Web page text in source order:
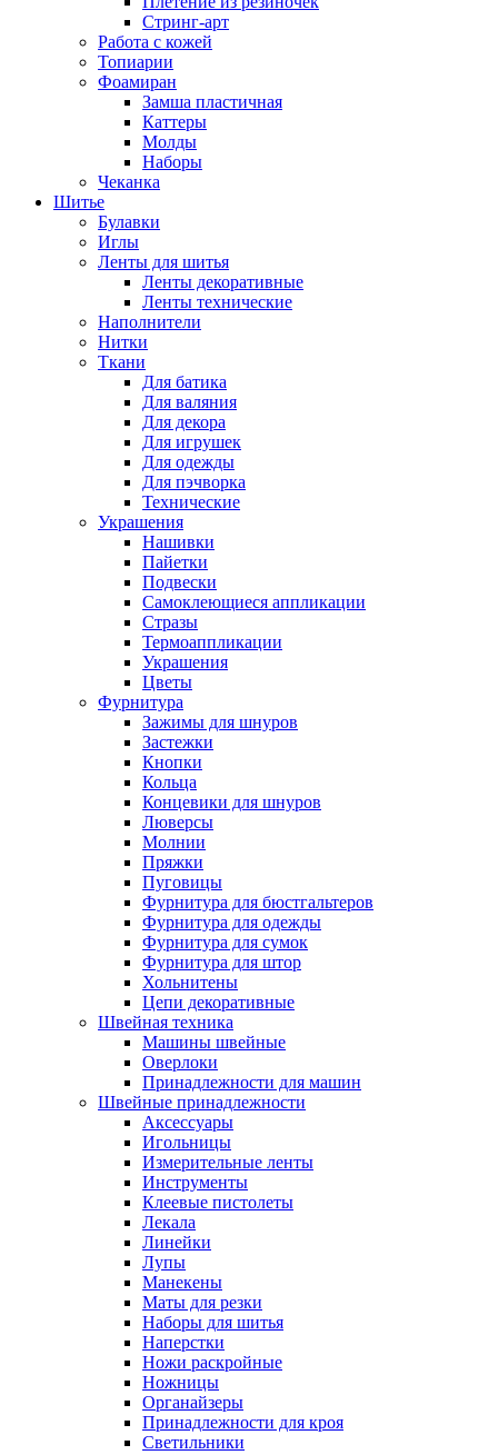
Стринг-арт
Работа с кожей
Топиарии
Фоамиран
Замша пластичная
Каттеры
Молды
Наборы
Чеканка
Шитье
Булавки
Иглы
Ленты для шитья
Ленты декоративные
Ленты технические
Наполнители
Нитки
Ткани
Для батика
Для валяния
Для декора
Для игрушек
Для одежды
Для пэчворка
Технические
Украшения
Нашивки
Пайетки
Подвески
Самоклеющиеся аппликации
Стразы
Термоаппликации
Украшения
Цветы
Фурнитура
Зажимы для шнуров
Застежки
Кнопки
Кольца
Концевики для шнуров
Люверсы
Молнии
Пряжки
Пуговицы
Фурнитура для бюстгальтеров
Фурнитура для одежды
Фурнитура для сумок
Фурнитура для штор
Хольнитены
Цепи декоративные
Швейная техника
Машины швейные
Оверлоки
Принадлежности для машин
Швейные принадлежности
Аксессуары
Игольницы
Измерительные ленты
Инструменты
Клеевые пистолеты
Лекала
Линейки
Лупы
Манекены
Маты для резки
Наборы для шитья
Наперстки
Ножи раскройные
Ножницы
Органайзеры
Принадлежности для кроя
Светильники